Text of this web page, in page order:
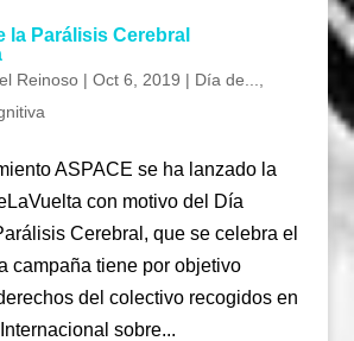
la Parálisis Cerebral
Reinoso| Oct 6, 2019 | Día de...
ASPACE se ha lanzado la
con motivo del Día
Cerebral, que se celebra el
campaña tiene por objetivo
del colectivo recogidos en
sobre...